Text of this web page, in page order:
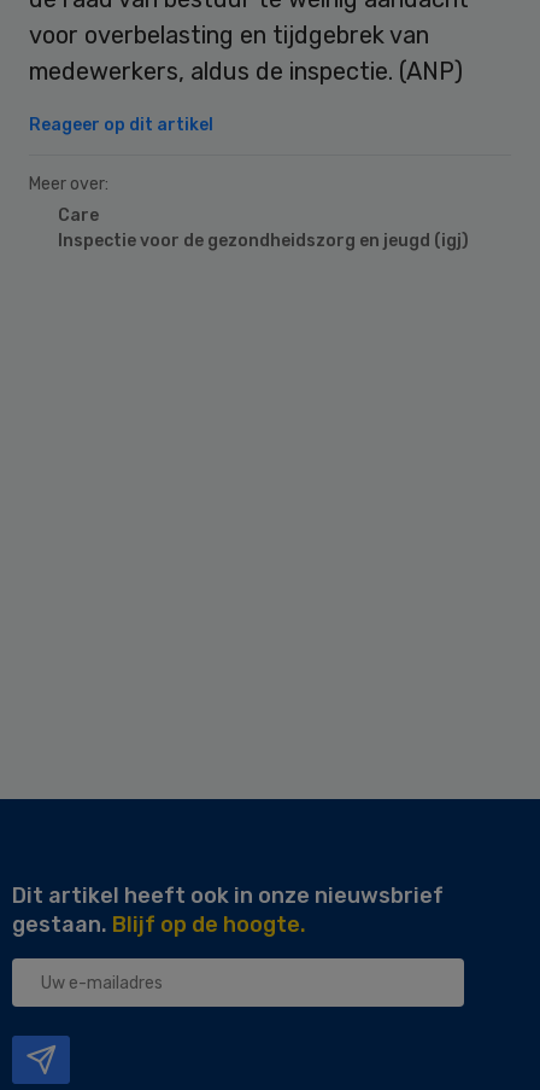
voor overbelasting en tijdgebrek van
medewerkers, aldus de inspectie. (ANP)
Reageer op dit artikel
Meer over:
Care
Inspectie voor de gezondheidszorg en jeugd (igj)
Dit artikel heeft ook in onze nieuwsbrief
gestaan. Blijf op de hoogte.
Uw